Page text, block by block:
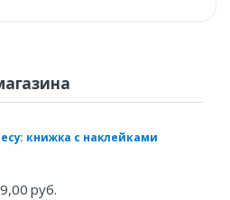
книжка с наклейками
руб.